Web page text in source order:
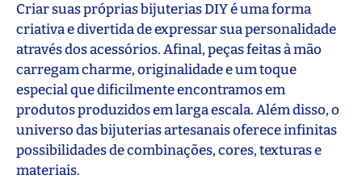
Criar suas próprias bijuterias DIY é uma forma
criativa e divertida de expressar sua personalidade
através dos acessórios. Afinal, peças feitas à mão
carregam charme, originalidade e um toque
especial que dificilmente encontramos em
produtos produzidos em larga escala. Além disso, o
universo das bijuterias artesanais oferece infinitas
possibilidades de combinações, cores, texturas e
materiais.